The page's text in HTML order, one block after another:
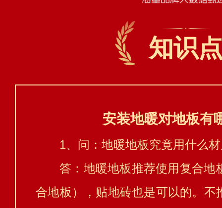
知识
安装地暖对地板有
1、问：地暖地板究竟用什么
答：地暖地板推荐使用复合地
合地板），贴地砖也是可以的。不